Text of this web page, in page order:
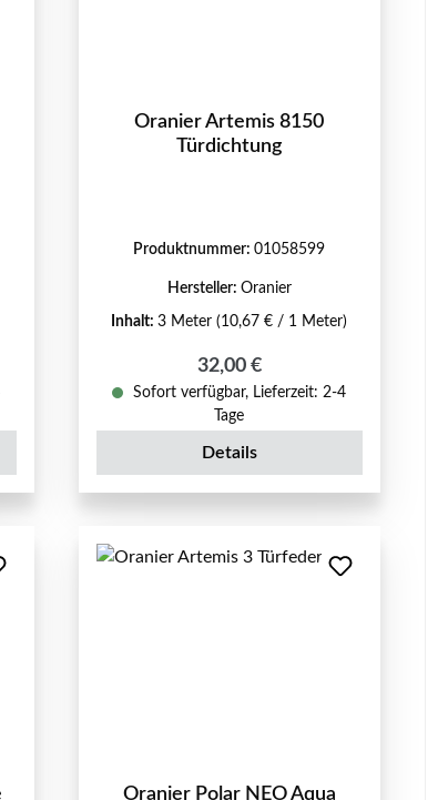
Oranier Artemis 8150
Türdichtung
Produktnummer:01058599
Hersteller: Oranier
Inhalt:3 Meter(10,67 € / 1 Meter)
Regulärer Preis:
32,00 €
Sofort verfügbar, Lieferzeit: 2-4
Tage
Details
Oranier Polar NEO Aqua